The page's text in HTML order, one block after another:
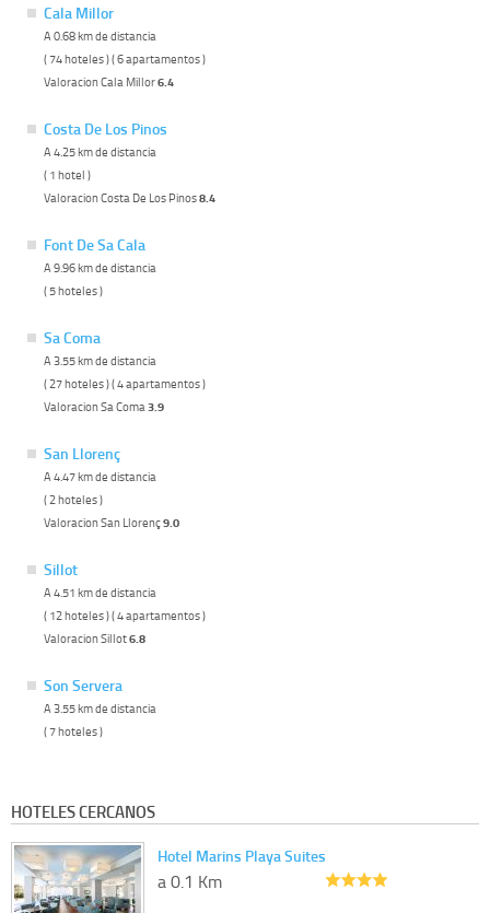
Cala Millor
A 0.68 km de distancia
( 74 hoteles ) ( 6 apartamentos )
Valoracion Cala Millor6.4
Costa De Los Pinos
A 4.25 km de distancia
( 1 hotel )
Valoracion Costa De Los Pinos8.4
Font De Sa Cala
A 9.96 km de distancia
( 5 hoteles )
Sa Coma
A 3.55 km de distancia
( 27 hoteles ) ( 4 apartamentos )
Valoracion Sa Coma 3.9
San Llorenç
A 4.47 km de distancia
( 2 hoteles )
Valoracion San Llorenç9.0
Sillot
A 4.51 km de distancia
( 12 hoteles ) ( 4 apartamentos )
Valoracion Sillot6.8
Son Servera
A 3.55 km de distancia
( 7 hoteles )
HOTELES CERCANOS
Hotel Marins Playa Suites
a 0.1 Km